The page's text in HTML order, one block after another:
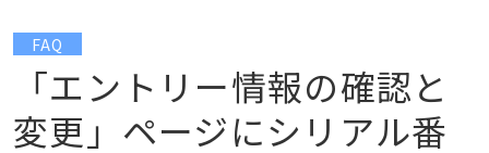
FAQ
「エントリー情報の確認と
変更」ページにシリアル番